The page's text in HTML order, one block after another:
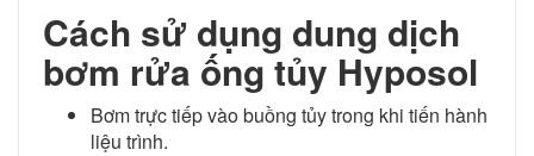
Cách sử dụng dung dịch
bơm rửa ống tủy Hyposol
Bơm trực tiếp vào buồng tủy trong khi tiến hành
liệu trình.